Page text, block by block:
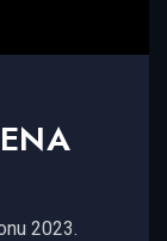
2023.